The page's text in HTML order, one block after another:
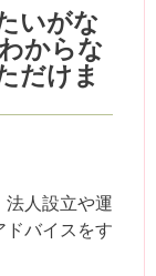
いがな
からな
だけま
人設立や運
バイスをす